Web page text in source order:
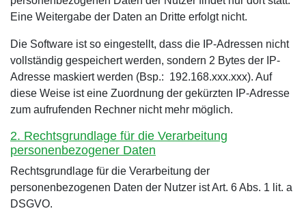
Eine Weitergabe der Daten an Dritte erfolgt nicht.
Die Software ist so eingestellt, dass die IP-Adressen nicht
vollständig gespeichert werden, sondern 2 Bytes der IP-
Adresse maskiert werden (Bsp.: 192.168.xxx.xxx). Auf
diese Weise ist eine Zuordnung der gekürzten IP-Adresse
zum aufrufenden Rechner nicht mehr möglich.
2. Rechtsgrundlage für die Verarbeitung
personenbezogener Daten
Rechtsgrundlage für die Verarbeitung der
personenbezogenen Daten der Nutzer ist Art. 6 Abs. 1 lit. a
DSGVO.